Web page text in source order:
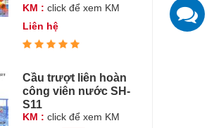
KM : click để xem KM
Liên hệ
Cầu trượt liên hoàn
công viên nước SH-
S11
KM : click để xem KM